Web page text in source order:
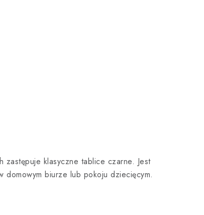
zastępuje klasyczne tablice czarne. Jest
domowym biurze lub pokoju dziecięcym.